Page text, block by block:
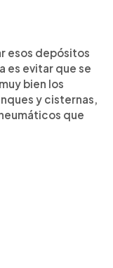
esos depósitos
es evitar que se
bien los
y cisternas,
que